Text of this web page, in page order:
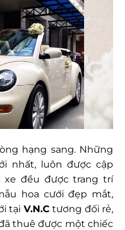
hạng sang. Những
nhất, luôn được cập
xe đều được trang trí
hoa cưới đẹp mắt,
tại V.N.C tương đối rẻ,
thuê được một chiếc